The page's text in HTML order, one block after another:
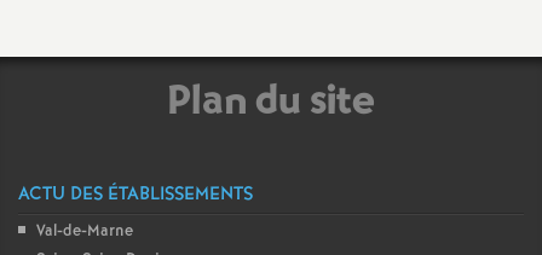
Plan du site
ACTU DES ÉTABLISSEMENTS
Val-de-Marne